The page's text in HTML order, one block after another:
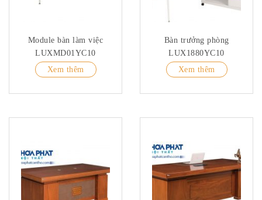
Module bàn làm việc
LUXMD01YC10
Xem thêm
Bàn trưởng phòng
LUX1880YC10
Xem thêm